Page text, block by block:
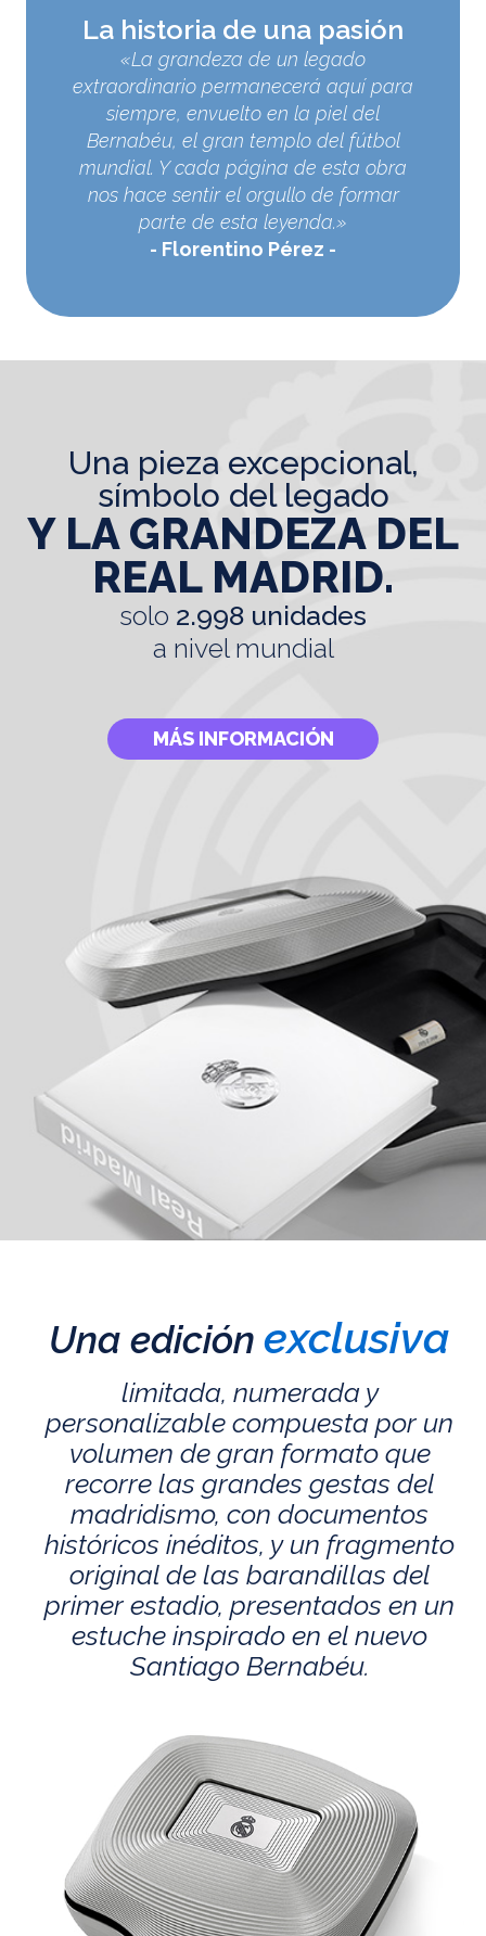
La historia de una pasión
«La grandeza de un legado
extraordinario permanecerá aquí para
siempre, envuelto en la piel del
Bernabéu, el gran templo del fútbol
mundial. Y cada página de esta obra
nos hace sentir el orgullo de formar
parte de esta leyenda.»
Florentino Pérez
una pieza excepcional,
símbolo del legado
Y LA GRANDEZA DEL
REAL MADRID.
solo 2.998 unidades
a nivel mundial
MÁS INFORMACIÓN
Una edición exclusiva
limitada, numerada y
personalizable compuesta por un
volumen de gran formato que
recorre las grandes gestas del
madridismo, con documentos
históricos inéditos, y un fragmento
original de las barandillas del
primer estadio, presentados en un
estuche inspirado en el nuevo
Santiago Bernabéu.